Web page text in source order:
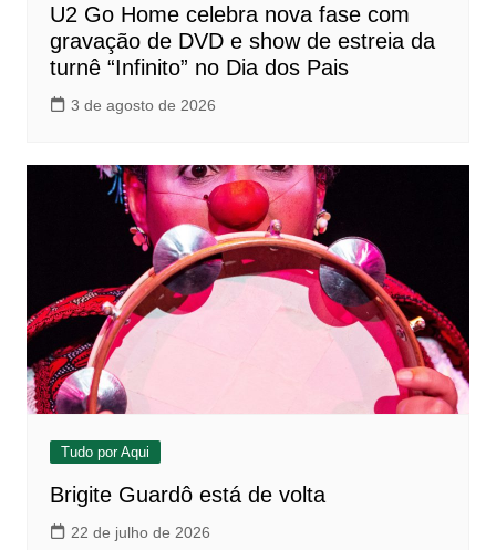
U2 Go Home celebra nova fase com
gravação de DVD e show de estreia da
turnê “Infinito” no Dia dos Pais
3 de agosto de 2026
Tudo por Aqui
Brigite Guardô está de volta
22 de julho de 2026